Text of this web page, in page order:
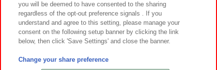
©Bandai Namco Amusement Inc.
©Bandai Namco Amusement Lab Inc.
you will be deemed to have consented to the sharing
regardless of the opt-out preference signals . If you
understand and agree to this setting, please manage your
consent on the following setup banner by clicking the link
below, then click 'Save Settings' and close the banner.
Change your share preference